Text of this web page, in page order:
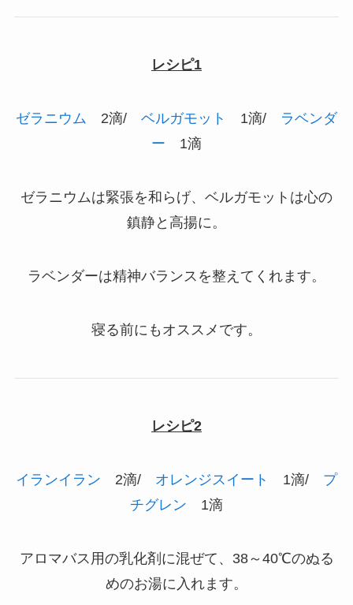
レシピ1
ゼラニウム 2滴/ ベルガモット 1滴/ ラベンダ
ー 1滴
ゼラニウムは緊張を和らげ、ベルガモットは心の
鎮静と高揚に。
ラベンダーは精神バランスを整えてくれます。
寝る前にもオススメです。
レシピ2
イランイラン 2滴/ オレンジスイート 1滴/ プ
チグレン 1滴
アロマバス用の乳化剤に混ぜて、38～40℃のぬる
めのお湯に入れます。